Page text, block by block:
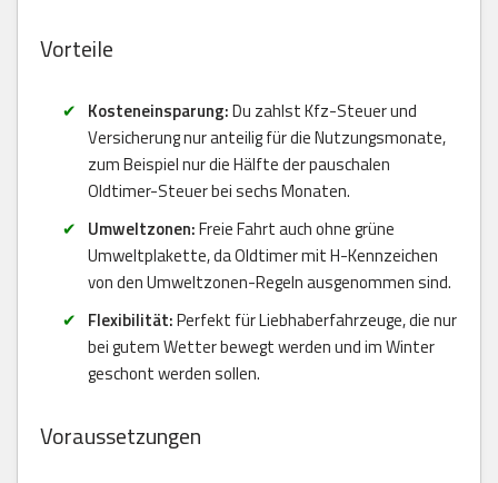
Vorteile
Kosteneinsparung:Du zahlst Kfz-Steuer und
Versicherung nur anteilig für die Nutzungsmonate,
zum Beispiel nur die Hälfte der pauschalen
Oldtimer-Steuer bei sechs Monaten.
Umweltzonen:Freie Fahrt auch ohne grüne
Umweltplakette, da Oldtimer mit H-Kennzeichen
von den Umweltzonen-Regeln ausgenommen sind.
Flexibilität:Perfekt für Liebhaberfahrzeuge, die nur
bei gutem Wetter bewegt werden und im Winter
geschont werden sollen.
Voraussetzungen